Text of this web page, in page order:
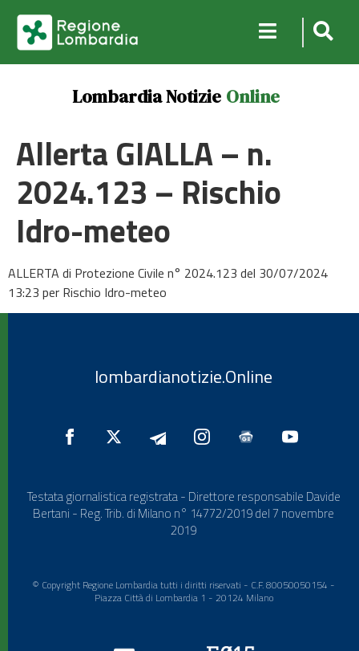
Lombardia Notizie Online
Allerta GIALLA – n.
2024.123 – Rischio
Idro-meteo
ALLERTA di Protezione Civile n° 2024.123 del 30/07/2024
13:23 per Rischio Idro-meteo
lombardianotizie.Online
Testata giornalistica registrata - Direttore responsabile Davide
Bertani - Reg. Trib. di Milano n° 14772/2019 del 7 novembre
2019
© Copyright Regione Lombardia tutti i diritti riservati - C.F. 80050050154 -
Piazza Città di Lombardia 1 - 20124 Milano